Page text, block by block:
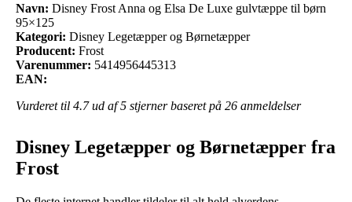
Navn: Disney Frost Anna og Elsa De Luxe gulvtæppe til børn
95×125
Kategori: Disney Legetæpper og Børnetæpper
Producent: Frost
Varenummer: 5414956445313
EAN:
Vurderet til 4.7ud af 5 stjerner baseret på 26 anmeldelser
Disney Legetæpper og Børnetæpper fra
Frost